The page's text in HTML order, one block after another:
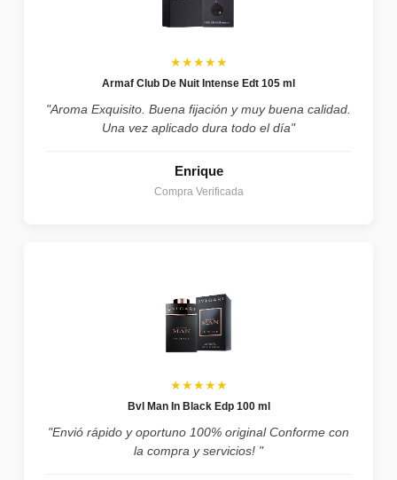
★★★★★
Armaf Club De Nuit Intense Edt 105 ml
"Aroma Exquisito. Buena fijación y muy buena calidad.
Una vez aplicado dura todo el día"
Enrique
Compra Verificada
★★★★★
Bvl Man In Black Edp 100 ml
"Envió rápido y oportuno 100% original Conforme con
la compra y servicios! "